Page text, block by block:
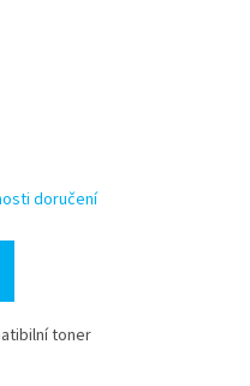
doručení
toner